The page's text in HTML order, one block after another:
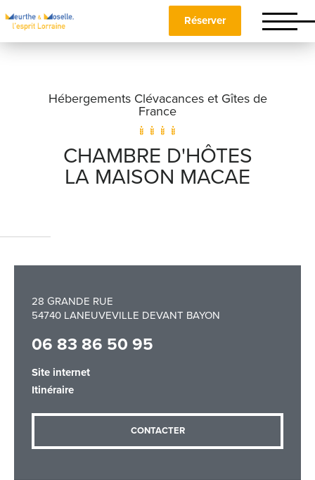
Réserver
Hébergements Clévacances et Gîtes de
France
CHAMBRE D'HÔTES
LA MAISON MACAE
28 GRANDE RUE
54740 LANEUVEVILLE DEVANT BAYON
06 83 86 50 95
Site internet
Itinéraire
CONTACTER
Prénom
Téléphone
Adresse email